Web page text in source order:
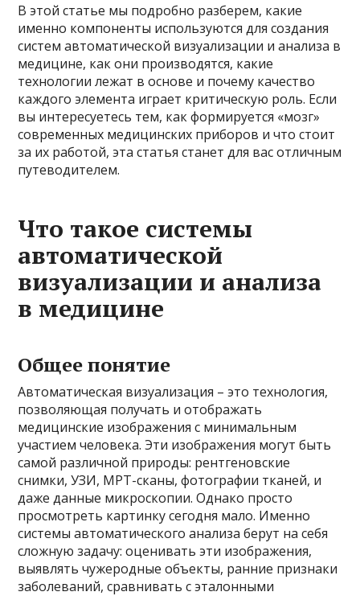
В этой статье мы подробно разберем, какие
именно компоненты используются для создания
систем автоматической визуализации и анализа в
медицине, как они производятся, какие
технологии лежат в основе и почему качество
каждого элемента играет критическую роль. Если
вы интересуетесь тем, как формируется «мозг»
современных медицинских приборов и что стоит
за их работой, эта статья станет для вас отличным
путеводителем.
Что такое системы
автоматической
визуализации и анализа
в медицине
Общее понятие
Автоматическая визуализация – это технология,
позволяющая получать и отображать
медицинские изображения с минимальным
участием человека. Эти изображения могут быть
самой различной природы: рентгеновские
снимки, УЗИ, МРТ-сканы, фотографии тканей, и
даже данные микроскопии. Однако просто
просмотреть картинку сегодня мало. Именно
системы автоматического анализа берут на себя
сложную задачу: оценивать эти изображения,
выявлять чужеродные объекты, ранние признаки
заболеваний, сравнивать с эталонными